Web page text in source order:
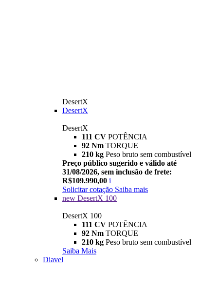
DesertX
DesertX
DesertX
111 CV POTÊNCIA
92 Nm TORQUE
210 kg Peso bruto sem combustível
Preço público sugerido e válido até
31/08/2026, sem inclusão de frete:
R$109.990,00 i
Solicitar cotação Saiba mais
new DesertX 100
DesertX 100
111 CV POTÊNCIA
92 Nm TORQUE
210 kg Peso bruto sem combustível
Saiba Mais
Diavel